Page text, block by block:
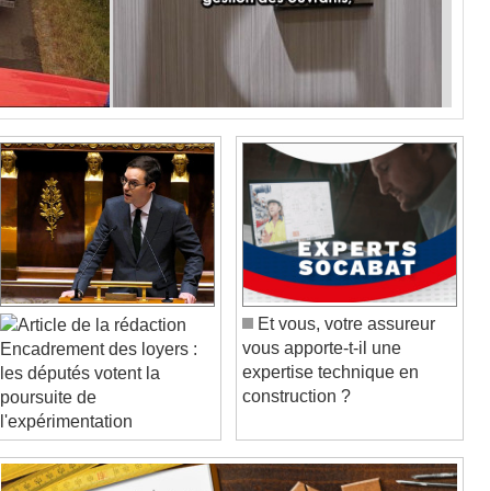
Encadrement des loyers :
les députés votent la
poursuite de
l'expérimentation
Et vous, votre assureur
vous apporte-t-il une
expertise technique en
construction ?